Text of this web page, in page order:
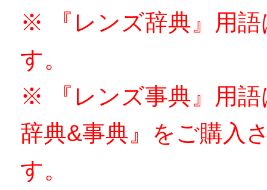
※ 『レンズ辞典』用
す。
※ 『レンズ事典』用
辞典&事典』をご購入
す。